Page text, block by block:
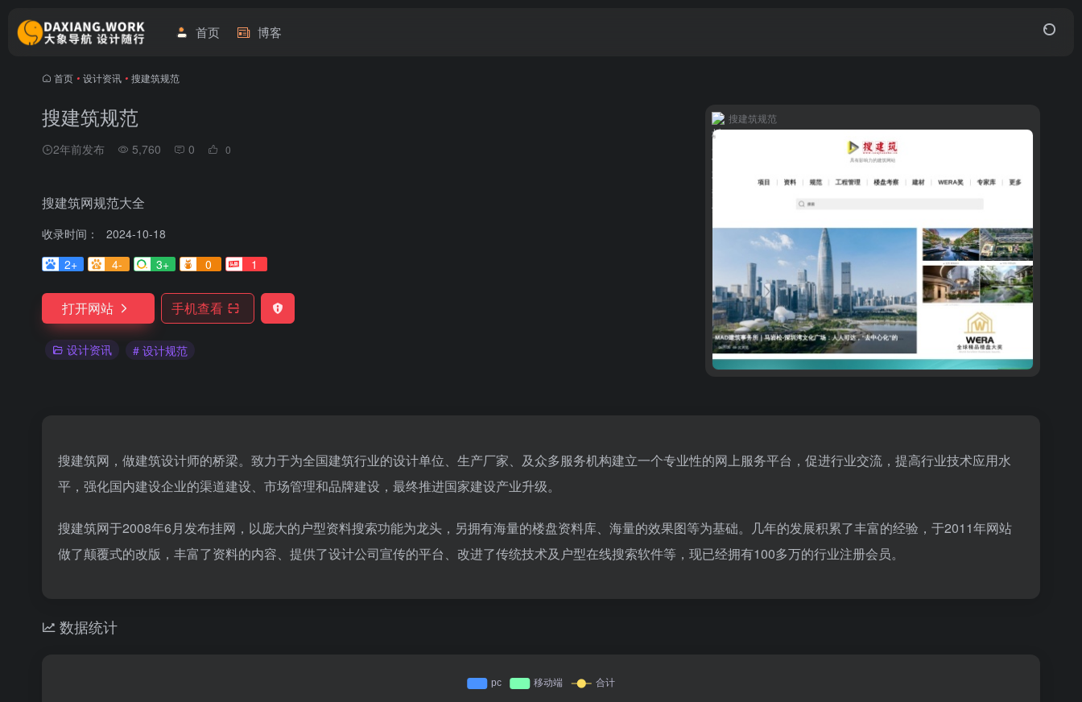
首页 博客
首页 • 设计资讯 • 搜建筑规范
搜建筑规范
2年前发布 5,760 0 0
搜建筑网规范大全
收录时间：
2024-10-18
2+
4- 3+ 0 1
打开网站 手机查看
设计资讯 # 设计规范
搜建筑规范
搜建筑网，做建筑设计师的桥梁。致力于为全国建筑行业的设计单位、生产厂家、及众多服务机构建立一个专业性的网上服务平台，促进行业交流，提高行业技术应用水
平，强化国内建设企业的渠道建设、市场管理和品牌建设，最终推进国家建设产业升级。
搜建筑网于2008年6月发布挂网，以庞大的户型资料搜索功能为龙头，另拥有海量的楼盘资料库、海量的效果图等为基础。几年的发展积累了丰富的经验，于2011年网站
做了颠覆式的改版，丰富了资料的内容、提供了设计公司宣传的平台、改进了传统技术及户型在线搜索软件等，现已经拥有100多万的行业注册会员。
数据统计